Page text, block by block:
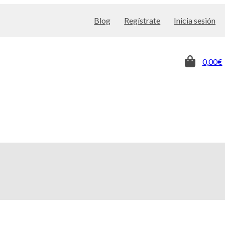
Blog Regístrate Inicia sesión
0,00€